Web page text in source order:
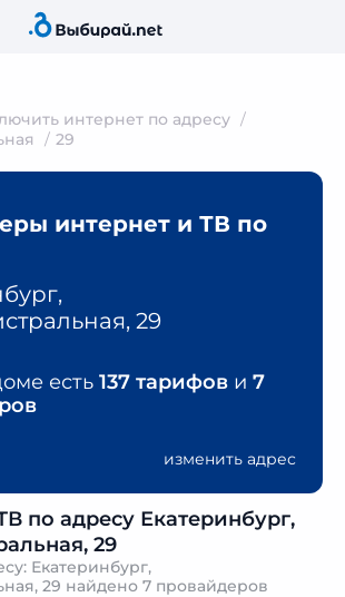
интернет по адресу
29
изменить адрес
интернет и ТВ по
29
есть 137 тарифов и 7
по адресу Екатеринбург,
29
Екатеринбург,
29 найдено 7 провайдеров